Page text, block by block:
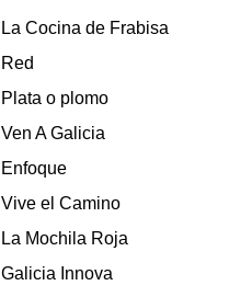
La Cocina de Frabisa
Red
Plata o plomo
Ven A Galicia
Enfoque
Vive el Camino
La Mochila Roja
Galicia Innova